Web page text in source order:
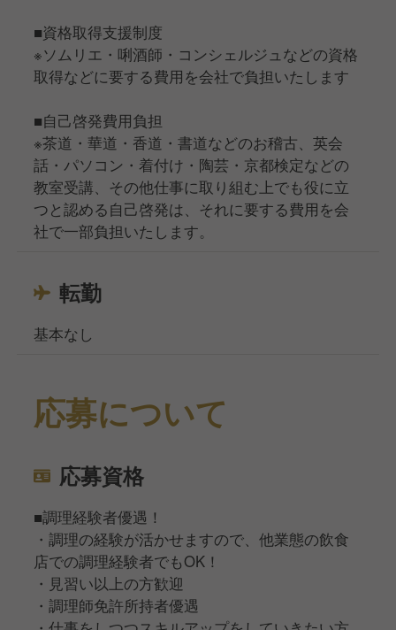
■資格取得支援制度
※ソムリエ・唎酒師・コンシェルジュなどの資格
取得などに要する費用を会社で負担いたします
■自己啓発費用負担
※茶道・華道・香道・書道などのお稽古、英会
話・パソコン・着付け・陶芸・京都検定などの
教室受講、その他仕事に取り組む上でも役に立
つと認める自己啓発は、それに要する費用を会
社で一部負担いたします。
転勤
基本なし
応募について
応募資格
■調理経験者優遇！
・調理の経験が活かせますので、他業態の飲食
店での調理経験者でもOK！
・見習い以上の方歓迎
・調理師免許所持者優遇